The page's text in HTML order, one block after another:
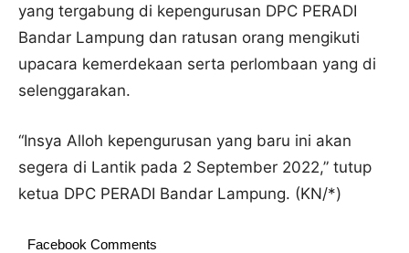
yang tergabung di kepengurusan DPC PERADI
Bandar Lampung dan ratusan orang mengikuti
upacara kemerdekaan serta perlombaan yang di
selenggarakan.
“Insya Alloh kepengurusan yang baru ini akan
segera di Lantik pada 2 September 2022,” tutup
ketua DPC PERADI Bandar Lampung. (KN/*)
Facebook Comments